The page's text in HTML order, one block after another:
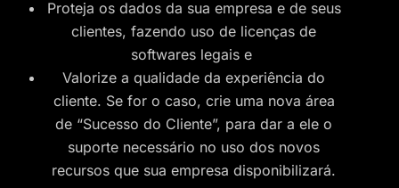
Proteja os dados da sua empresa e de seus
clientes, fazendo uso de licenças de
softwares legais e
Valorize a qualidade da experiência do
cliente. Se for o caso, crie uma nova área
de “Sucesso do Cliente”, para dar a ele o
suporte necessário no uso dos novos
recursos que sua empresa disponibilizará.